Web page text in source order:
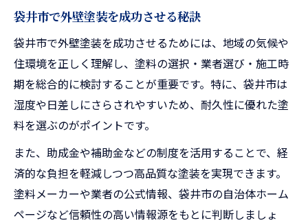
袋井市で外壁塗装を成功させる秘訣
袋井市で外壁塗装を成功させるためには、地域の気候や
住環境を正しく理解し、塗料の選択・業者選び・施工時
期を総合的に検討することが重要です。特に、袋井市は
湿度や日差しにさらされやすいため、耐久性に優れた塗
料を選ぶのがポイントです。
また、助成金や補助金などの制度を活用することで、経
済的な負担を軽減しつつ高品質な塗装を実現できます。
塗料メーカーや業者の公式情報、袋井市の自治体ホーム
ページなど信頼性の高い情報源をもとに判断しましょ